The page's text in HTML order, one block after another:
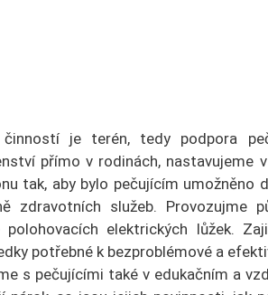
činností je terén, tedy podpora
přímo v rodinách,
tak, aby bylo pečujícím
zdravotních služeb. Provozujme
polohovacích elektrických lůžek.
potřebné k bezproblémové a
s pečujícími také v edukačním a